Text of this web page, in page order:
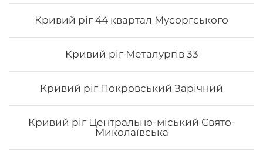
Кривий ріг 44 квартал Мусоргського
Кривий ріг Металургів 33
Кривий ріг Покровський Зарічний
Кривий ріг Центрально-міський Свято-
Миколаївська